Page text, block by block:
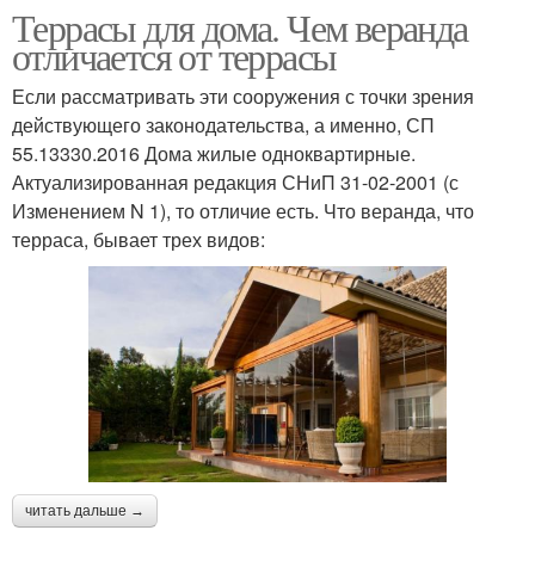
Террасы для дома. Чем веранда
отличается от террасы
Если рассматривать эти сооружения с точки зрения
действующего законодательства, а именно, СП
55.13330.2016 Дома жилые одноквартирные.
Актуализированная редакция СНиП 31-02-2001 (с
Изменением N 1), то отличие есть. Что веранда, что
терраса, бывает трех видов:
читать дальше →